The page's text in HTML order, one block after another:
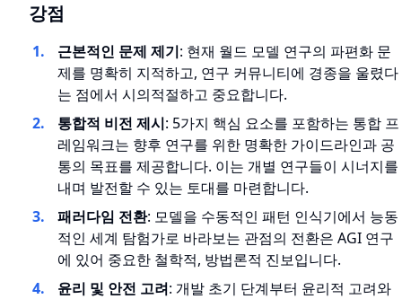
강점
근본적인 문제 제기: 현재 월드 모델 연구의 파편화 문
제를 명확히 지적하고, 연구 커뮤니티에 경종을 울렸다
는 점에서 시의적절하고 중요합니다.
통합적 비전 제시: 5가지 핵심 요소를 포함하는 통합 프
레임워크는 향후 연구를 위한 명확한 가이드라인과 공
통의 목표를 제공합니다. 이는 개별 연구들이 시너지를
내며 발전할 수 있는 토대를 마련합니다.
패러다임 전환: 모델을 수동적인 패턴 인식기에서 능동
적인 세계 탐험가로 바라보는 관점의 전환은 AGI 연구
에 있어 중요한 철학적, 방법론적 진보입니다.
윤리 및 안전 고려: 개발 초기 단계부터 윤리적 고려와